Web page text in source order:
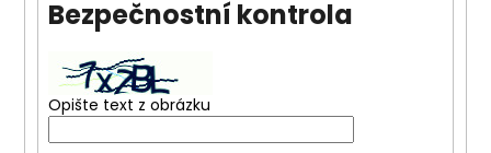
Bezpečnostní kontrola
Opište text z obrázku